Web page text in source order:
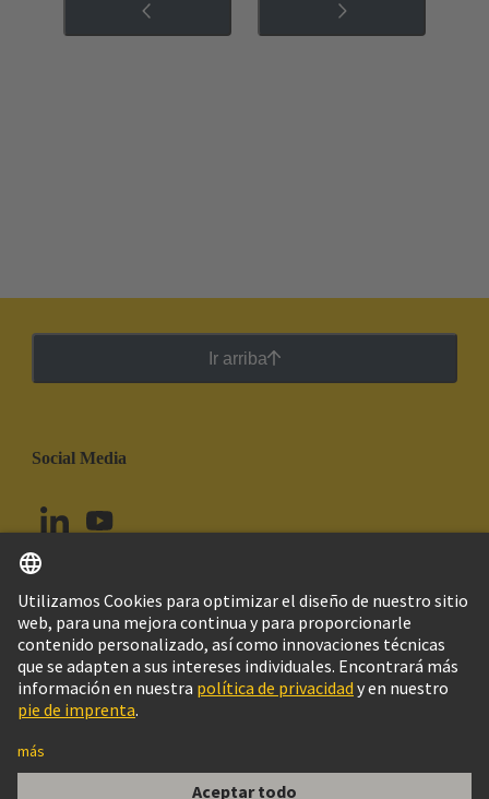
Ir arriba
Social Media
Chile Español
© Grupo Tecnológico HARTING
Imprint
Aviso Legal WebInformación al cliente